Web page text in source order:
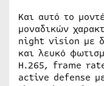
Και αυτό το
μοναδικών
night vision με
και λευκό
H.265, frame
active defense